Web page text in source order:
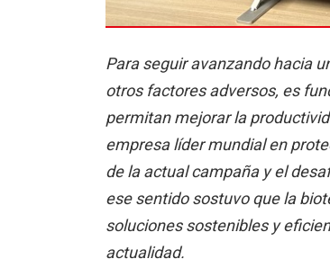
Para seguir avanzando hacia
otros factores adversos, es
permitan mejorar la
empresa líder mundial en
de la actual campaña y el
ese sentido sostuvo que la
soluciones sostenibles y
actualidad.